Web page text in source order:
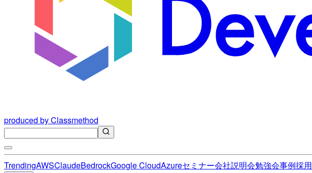
produced by Classmethod
TrendingAWSClaudeBedrockGoogle CloudAzureセミナー会社説明会勉強会事例採用